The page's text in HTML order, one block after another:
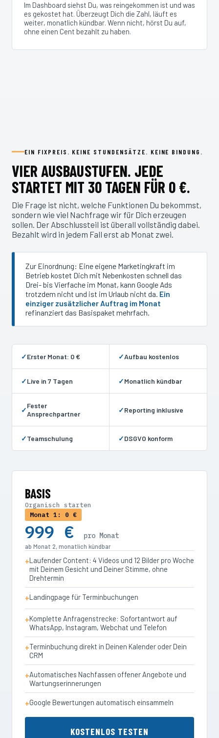
Im Dashboard siehst Du, was reingekommen ist und was
es gekostet hat. Überzeugt Dich die Zahl, läuft es
weiter, monatlich kündbar. Wenn nicht, hörst Du auf,
ohne einen Cent bezahlt zu haben.
EIN FIXPREIS. KEINE STUNDENSÄTZE. KEINE BINDUNG.
VIER AUSBAUSTUFEN. JEDE
STARTET MIT 30 TAGEN FÜR 0 €.
Die Frage ist nicht, welche Funktionen Du bekommst,
sondern wie viel Nachfrage wir für Dich erzeugen
sollen. Der Abschlussteil ist überall vollständig dabei.
Bezahlt wird in jedem Fall erst ab Monat zwei.
Zur Einordnung: Eine eigene Marketingkraft im
Betrieb kostet Dich mit Nebenkosten schnell das
Drei- bis Vierfache im Monat, kann Google Ads
trotzdem nicht und ist im Urlaub nicht da. Ein
einziger zusätzlicher Auftrag im Monat
refinanziert das Basispaket mehrfach.
✓Erster Monat: 0 € ✓Aufbau kostenlos
✓Live in 7 Tagen ✓Monatlich kündbar
✓Fester
Ansprechpartner
✓Reporting inklusive
✓Teamschulung ✓DSGVO konform
BASIS
Organisch starten
Monat 1: 0 €
999 € pro Monat
ab Monat 2, monatlich kündbar
Laufender Content: 4 Videos und 12 Bilder pro Woche
mit Deinem Gesicht und Deiner Stimme, ohne
Drehtermin
Landingpage für Terminbuchungen
Komplette Anfragenstrecke: Sofortantwort auf
WhatsApp, Instagram, Webchat und Telefon
Terminbuchung direkt in Deinen Kalender oder Dein
CRM
Automatisches Nachfassen offener Angebote und
Wartungserinnerungen
Google Bewertungen automatisch einsammeln
KOSTENLOS TESTEN